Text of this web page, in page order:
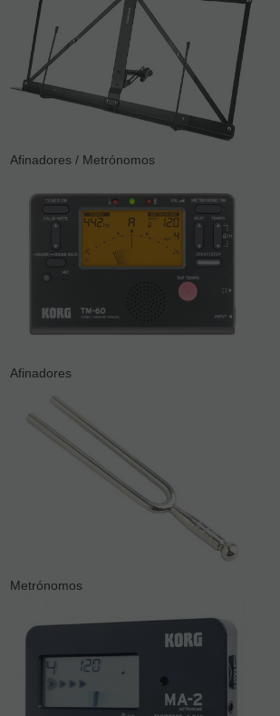
Afinadores / Metrónomos
Afinadores
Metrónomos